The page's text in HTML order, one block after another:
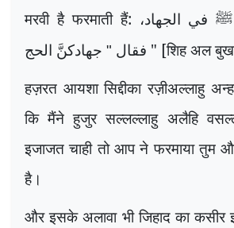
मरवी है फरमाती हैं:
ﷺ في الجهاد،
فقال " جهادكنَّ الحج " [शिह अल
हज़रत आयशा सिद्दीका रज़ीअल्लाहु
कि मैंने हुजुर सल्लल्लाहु अलैहि
इजाजत चाही तो आप ने फरमाया तुम
है।
और इसके अलावा भी जिहाद का